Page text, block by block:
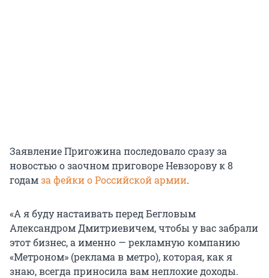
Заявление Пригожина последовало сразу за
новостью о заочном приговоре Невзорову к 8
годамза фейки о Российской армии.
«А я буду настаивать перед Бегловым
Александром Дмитриевичем, чтобы у вас забрали
этот бизнес, а именно — рекламную компанию
«Метроном» (реклама в метро), которая, как я
знаю, всегда приносила вам неплохие доходы.